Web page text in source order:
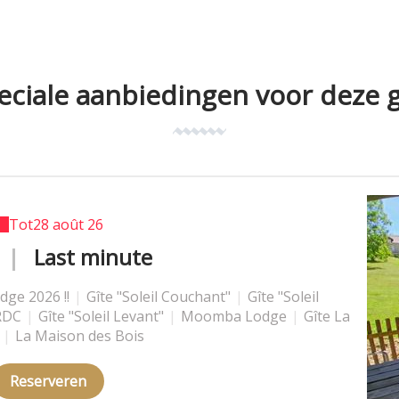
aanbiedingen voor deze
Tot28 août 26
| Last minute
2026 !! | Gîte "Soleil Couchant" | Gîte "Soleil
| Gîte "Soleil Levant" | Moomba Lodge | Gîte La
| La Maison des Bois
Reserveren
10 avr. 27tot30 oct. 27
EARLY BOOKING
2026 !! | Gîte "Soleil Couchant" | Gîte "Soleil
| Gîte "Soleil Levant" | Moomba Lodge | Gîte La
| La Maison des Bois
Reserveren
01 sept. 26tot31 oct. 26
L'été continue
2026 !! | Gîte "Soleil Couchant" | Gîte "Soleil
| Gîte "Soleil Levant" | Moomba Lodge | La
des Bois
Reserveren